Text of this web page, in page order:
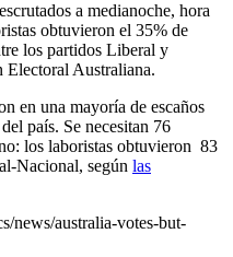
a medianoche, hora
obtuvieron el 35% de
los partidos Liberal y
Electoral Australiana.
en una mayoría de escaños
país. Se necesitan 76
los laboristas obtuvieron 83
Nacional, según las
news/australia-votes-but-